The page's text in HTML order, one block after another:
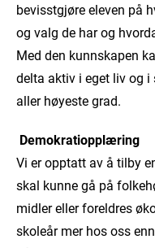
bevisstgjøre eleven på
og valg de har og
Med den kunnskapen
delta aktiv i eget liv og
aller høyeste grad.
Demokratiopplæring
Vi er opptatt av å tilby
skal kunne gå på
midler eller foreldres
skoleår mer hos oss